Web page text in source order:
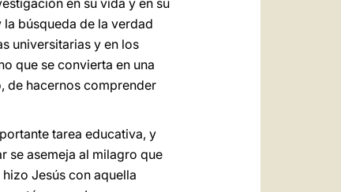
en su vida y en su
búsqueda de la verdad
universitarias y en los
que se convierta en una
de hacernos comprender
tarea educativa, y
se asemeja al milagro que
Jesús con aquella